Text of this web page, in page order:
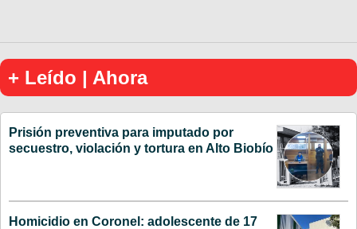
+ Leído | Ahora
Prisión preventiva para imputado por
secuestro, violación y tortura en Alto Biobío
Homicidio en Coronel: adolescente de 17